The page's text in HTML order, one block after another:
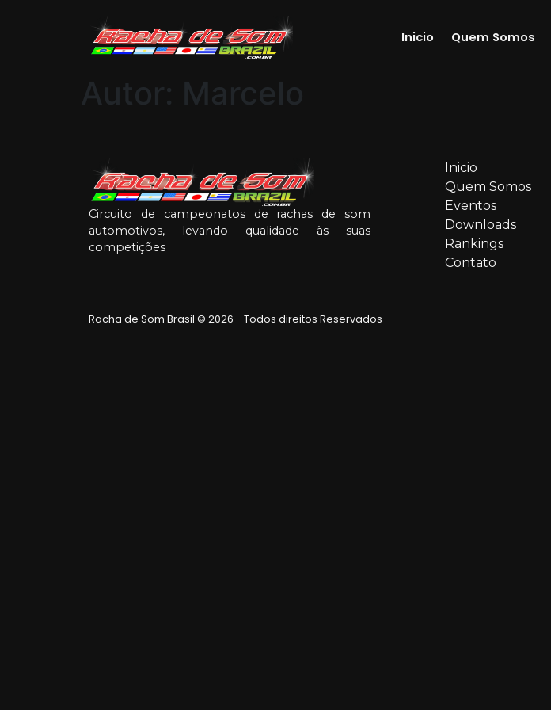
Inicio Quem Somos
Autor: Marcelo
Circuito de campeonatos de rachas de som
automotivos, levando qualidade às suas
competições
Inicio
Quem Somos
Eventos
Downloads
Rankings
Contato
Racha de Som Brasil © 2026 - Todos direitos Reservados